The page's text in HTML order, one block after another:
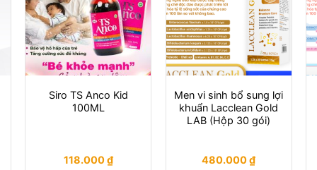
Siro TS Anco Kid
100ML
118.000₫
Men vi sinh bổ sung lợi
khuẩn Lacclean Gold
LAB (Hộp 30 gói)
480.000₫